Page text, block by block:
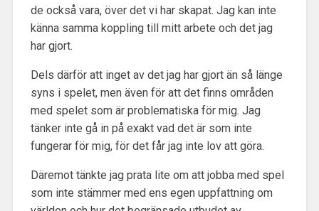
de också vara, över det vi har skapat. Jag kan inte
känna samma koppling till mitt arbete och det jag
har gjort.
Dels därför att inget av det jag har gjort än så länge
syns i spelet, men även för att det finns områden
med spelet som är problematiska för mig. Jag
tänker inte gå in på exakt vad det är som inte
fungerar för mig, för det får jag inte lov att göra.
Däremot tänkte jag prata lite om att jobba med spel
som inte stämmer med ens egen uppfattning om